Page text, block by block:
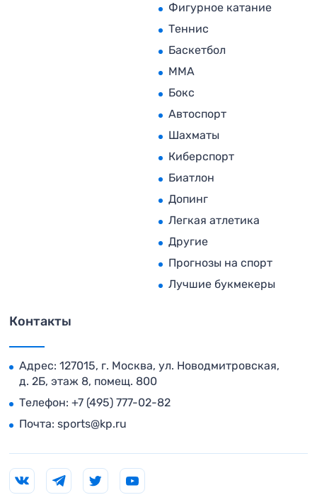
Фигурное катание
Теннис
Баскетбол
MMA
Бокс
Автоспорт
Шахматы
Киберспорт
Биатлон
Допинг
Легкая атлетика
Другие
Прогнозы на спорт
Лучшие букмекеры
Контакты
Адрес: 127015, г. Москва, ул. Новодмитровская,
д. 2Б, этаж 8, помещ. 800
Телефон: +7 (495) 777-02-82
Почта: sports@kp.ru